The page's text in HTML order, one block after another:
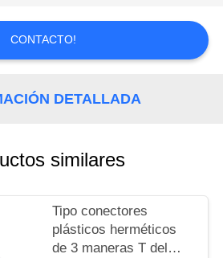
CONTACTO!
DETALLADA
similares
Tipo conectores
plásticos herméticos
de 3 maneras T del